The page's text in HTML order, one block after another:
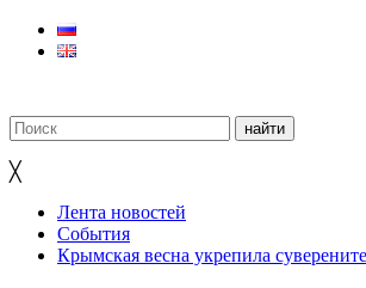
╳
Лента новостей
События
Крымская весна укрепила